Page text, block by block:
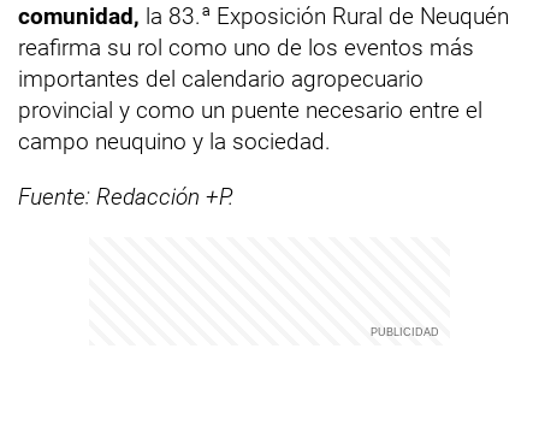
comunidad, la 83.ª Exposición Rural de Neuquén
reafirma su rol como uno de los eventos más
importantes del calendario agropecuario
provincial y como un puente necesario entre el
campo neuquino y la sociedad.
Fuente: Redacción +P.